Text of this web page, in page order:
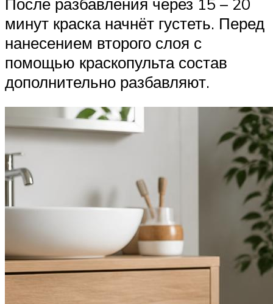
минут краска начнёт густеть. Перед
нанесением второго слоя с
помощью краскопульта состав
дополнительно разбавляют.